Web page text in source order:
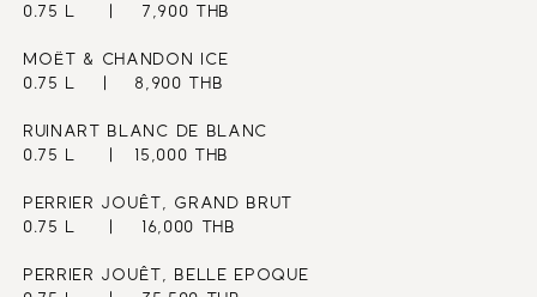
0.75 L     |    7,900 THB
MOËT & CHANDON ICE
0.75 L    |    8,900 THB
RUINART BLANC DE BLANC
0.75 L     |   15,000 THB
PERRIER JOUÊT, GRAND BRUT
0.75 L     |    16,000 THB
PERRIER JOUÊT, BELLE EPOQUE